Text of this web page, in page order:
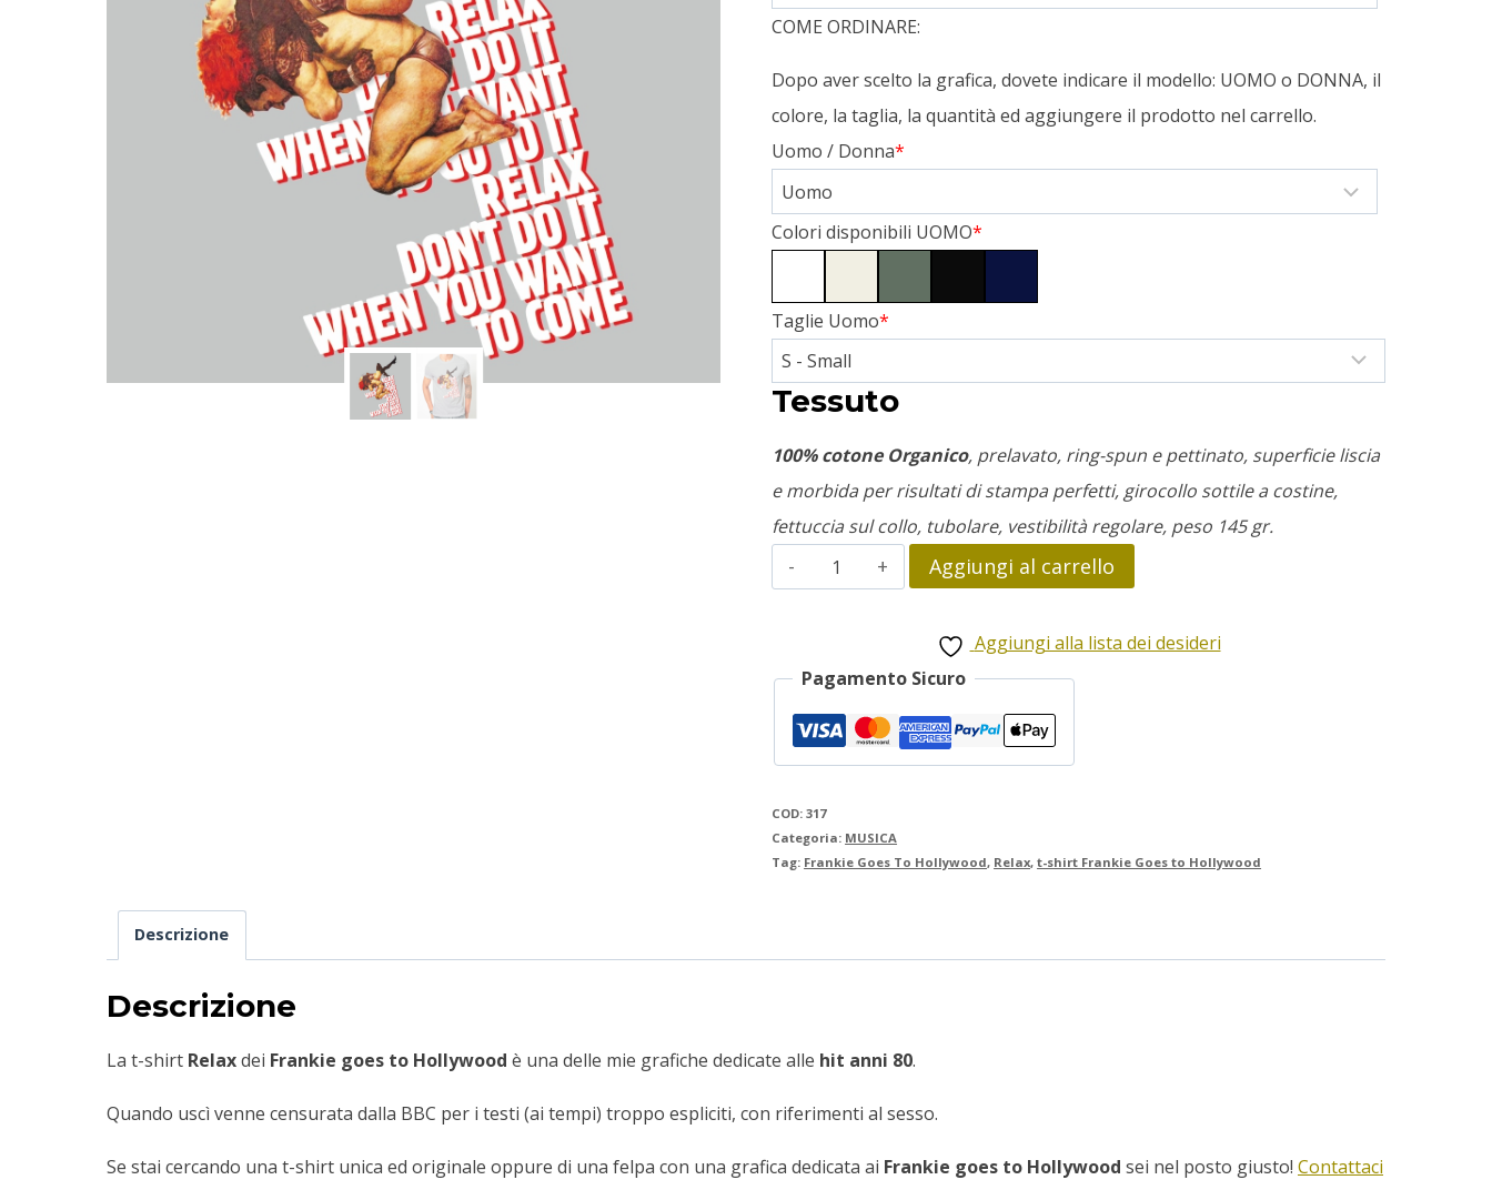
COME ORDINARE:
Dopo aver scelto la grafica, dovete indicare il modello: UOMO o DONNA, il
colore, la taglia, la quantità ed aggiungere il prodotto nel carrello.
*
Uomo / Donna
*
Colori disponibili UOMO
*
Taglie Uomo
Tessuto
100% cotone Organico, prelavato, ring-spun e pettinato, superficie liscia
e morbida per risultati di stampa perfetti, girocollo sottile a costine,
fettuccia sul collo, tubolare, vestibilità regolare, peso 145 gr.
Frankie
goes
Hollywood
Aggiungi al carrello
Aggiungi alla lista dei desideri
Pagamento Sicuro
COD:317
Categoria: MUSICA
Tag: Frankie Goes To Hollywood, Relax,t-shirt Frankie Goes to Hollywood
Descrizione
Descrizione
La t-shirt Relaxdei Frankie goes to Hollywood è una delle mie grafiche dedicate alle hit anni 80.
Quando uscì venne censurata dalla BBC per i testi (ai tempi) troppo espliciti, con riferimenti al sesso.
Se stai cercando una t-shirt unica ed originale oppure di una felpa con una grafica dedicata ai Frankie goes to Hollywood sei nel posto giusto! Contattaci